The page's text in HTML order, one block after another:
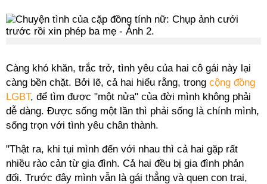
Càng khó khăn, trắc trở, tình yêu của hai cô gái này lại
càng bền chặt. Bởi lẽ, cả hai hiểu rằng, trong cộng đồng
LGBT, để tìm được "một nửa" của đời mình không phải
dễ dàng. Được sống một lần thì phải sống là chính mình,
sống trọn với tình yêu chân thành.
"Thật ra, khi tụi mình đến với nhau thì cả hai gặp rất
nhiều rào cản từ gia đình. Cả hai đều bị gia đình phản
đối. Trước đây mình vẫn là gái thẳng và quen con trai,